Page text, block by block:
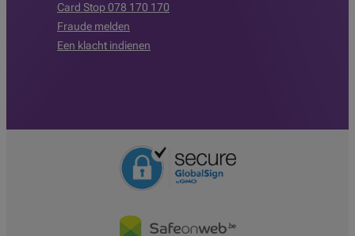
Card Stop 078 170 170
Fraude melden
Een klacht indienen